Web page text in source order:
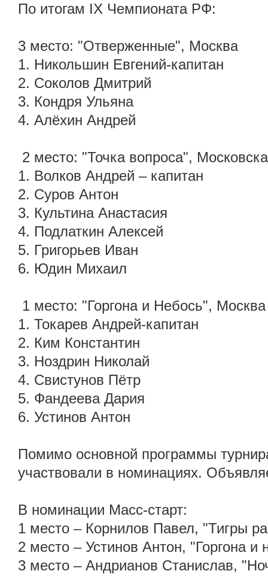
По итогам IX Чемпионата РФ:
3 место: "Отверженные", Москва
1. Никольшин Евгений-капитан
2. Соколов Дмитрий
3. Кондря Ульяна
4. Алёхин Андрей
2 место: "Точка вопроса",
1. Волков Андрей – капитан
2. Суров Антон
3. Культина Анастасия
4. Подлаткин Алексей
5. Григорьев Иван
6. Юдин Михаил
1 место: "Горгона и Небось", Москва
1. Токарев Андрей-капитан
2. Ким Константин
3. Ноздрин Николай
4. Свистунов Пётр
5. Фандеева Дария
6. Устинов Антон
Помимо основной программы
участвовали в номинациях.
В номинации Масс-старт:
1 место – Корнилов Павел, "Тигры
2 место – Устинов Антон, "Горгона и
3 место – Андрианов Станислав,